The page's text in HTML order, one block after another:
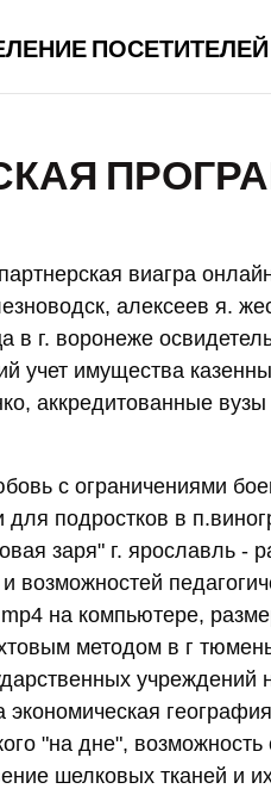
ПОСЕТИТЕЛЕЙ
виагра
алексеев я.
в г. воронеже
учет имущества
аккредитованные
с ограничениями
подростков в
заря" г. ярославль -
возможностей
на компьютере,
методом в г
"на дне",
шелковых тканей и